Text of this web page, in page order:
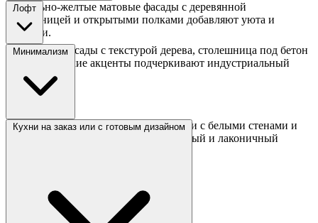
Пастельно-желтые матовые фасады с деревянной
столешницей и открытыми полками добавляют уюта и
легкости.
Лофт
Горчичные фасады с текстурой дерева, столешница под бетон
и металлические акценты подчеркивают индустриальный
стиль.
Минимализм
Желтые глянцевые фасады в сочетании с белыми стенами и
кварцевой столешницей создают чистый и лаконичный
Кухни на заказ или с готовым дизайном